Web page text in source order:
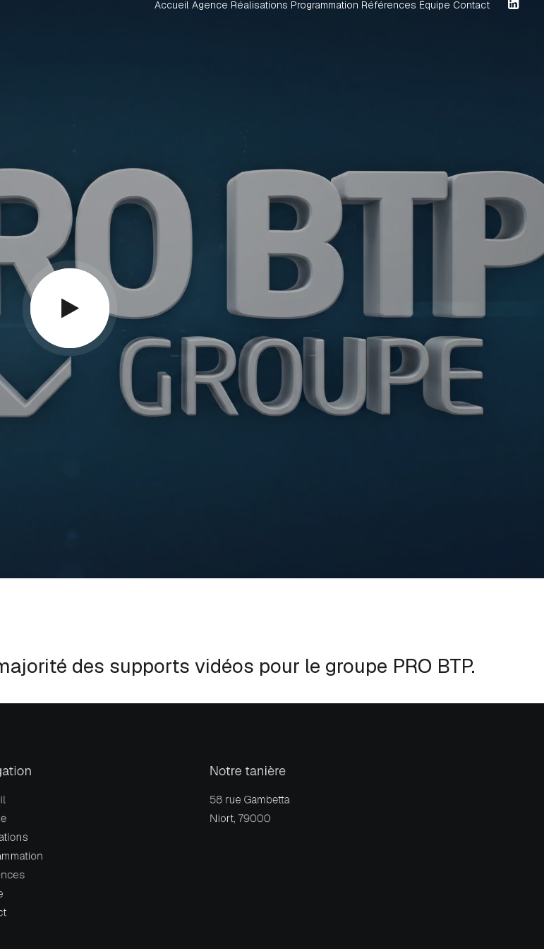
Accueil Agence Réalisations Programmation Références Équipe Contact
des supports vidéos pour le groupe PRO BTP.
Notre tanière
58 rue Gambetta
Niort, 79000